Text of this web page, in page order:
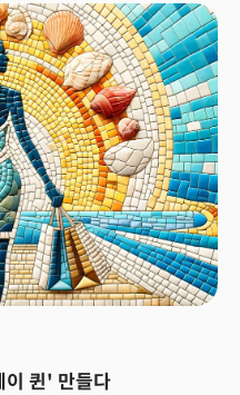
북서부 지역에서도 진행할 계획을
, 현지시각) 자정 파업 재개.
하며 가장 큰 충격을 받았던 AI
며 장전 거래에서 1% 이상 회복.
2605달러까지 하락한 후
립토 거래소인 코인베이스는 장전
플레이션의 둔화 소식에
지수인 Stoxx600은 사상 최고가
전망연준이 정책 결정에 선호하는
7월 전년 대비 2.6%가 오르며
던 2.7%는 하회.개인 소득은 전월
상승. 개인 지출은 전월 대비
, 예상 부합. 인플레이션이 연준의
에 대한 포커스가 물가에서
금금리 선물 시장은 9월 한 번의
며 올해까지 총 3~4번의
하 사이클에 따른 월가
제의 침체 없이 진행될 경우 대형
적으로 첫 금리인하 후 1~2주 동안
만 이후 3개월 동안 S&P500
점 조사로 시작된 지난 3년간의
실적이 예상이 미치지 못하면서
이 퀸' 만들다